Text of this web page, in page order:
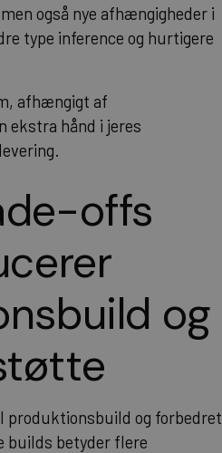
også nye afhængigheder i
type inference og hurtigere
afhængigt af
ekstra hånd i jeres
offs
og
produktionsbuild og forbedret
builds betyder flere